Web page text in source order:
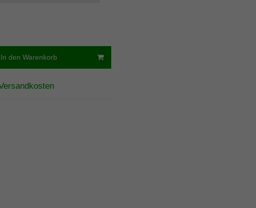
In den Warenkorb